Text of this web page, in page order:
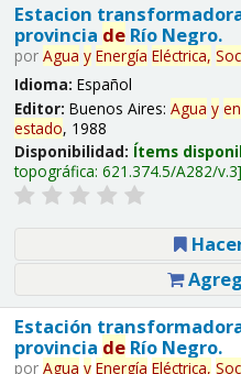
Estacion
provincia deRío Negro.
por Agua y Energía Eléctrica,
Idioma: Español
Editor: Buenos Aires: Agua y
estado, 1988
Disponibilidad: Ítems
topográfica: 621.374.5/A282/v.3
Estación
provincia deRío Negro.
por Agua y Energía Eléctrica,